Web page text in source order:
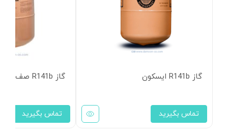
گاز R141b ایسکون
تماس بگیرید
گاز R141b صف ایسکون
تماس بگیرید